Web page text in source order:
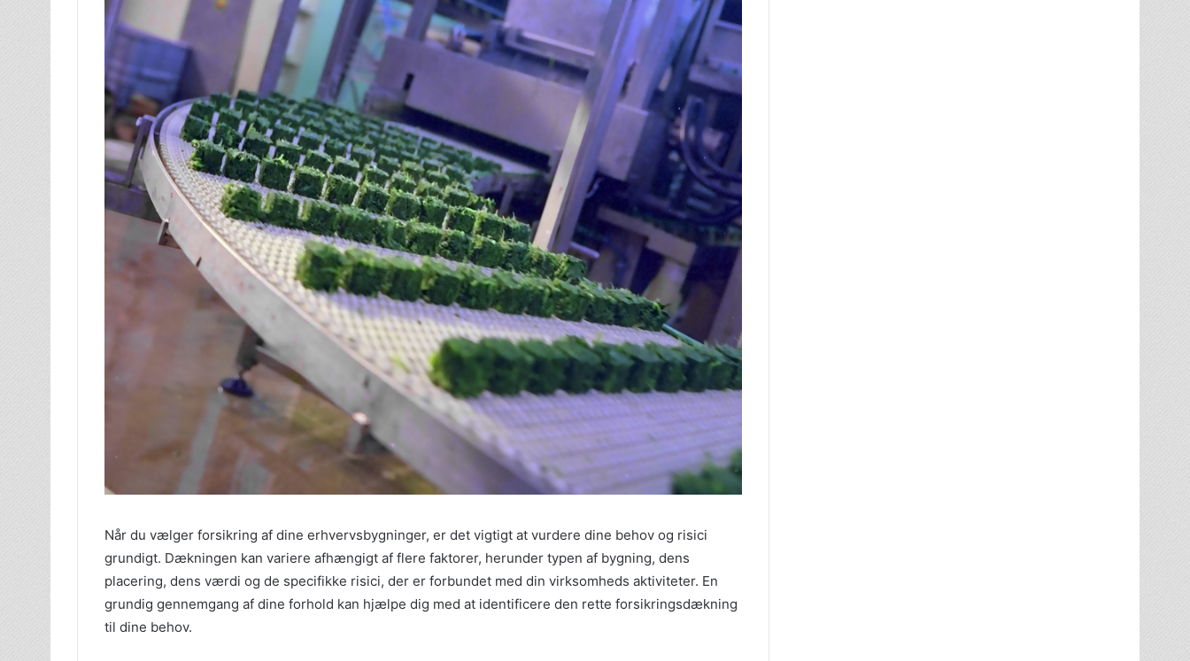
Når du vælger forsikring af dine erhvervsbygninger, er det vigtigt at vurdere dine behov og risici
grundigt. Dækningen kan variere afhængigt af flere faktorer, herunder typen af bygning, dens
placering, dens værdi og de specifikke risici, der er forbundet med din virksomheds aktiviteter. En
grundig gennemgang af dine forhold kan hjælpe dig med at identificere den rette forsikringsdækning
til dine behov.